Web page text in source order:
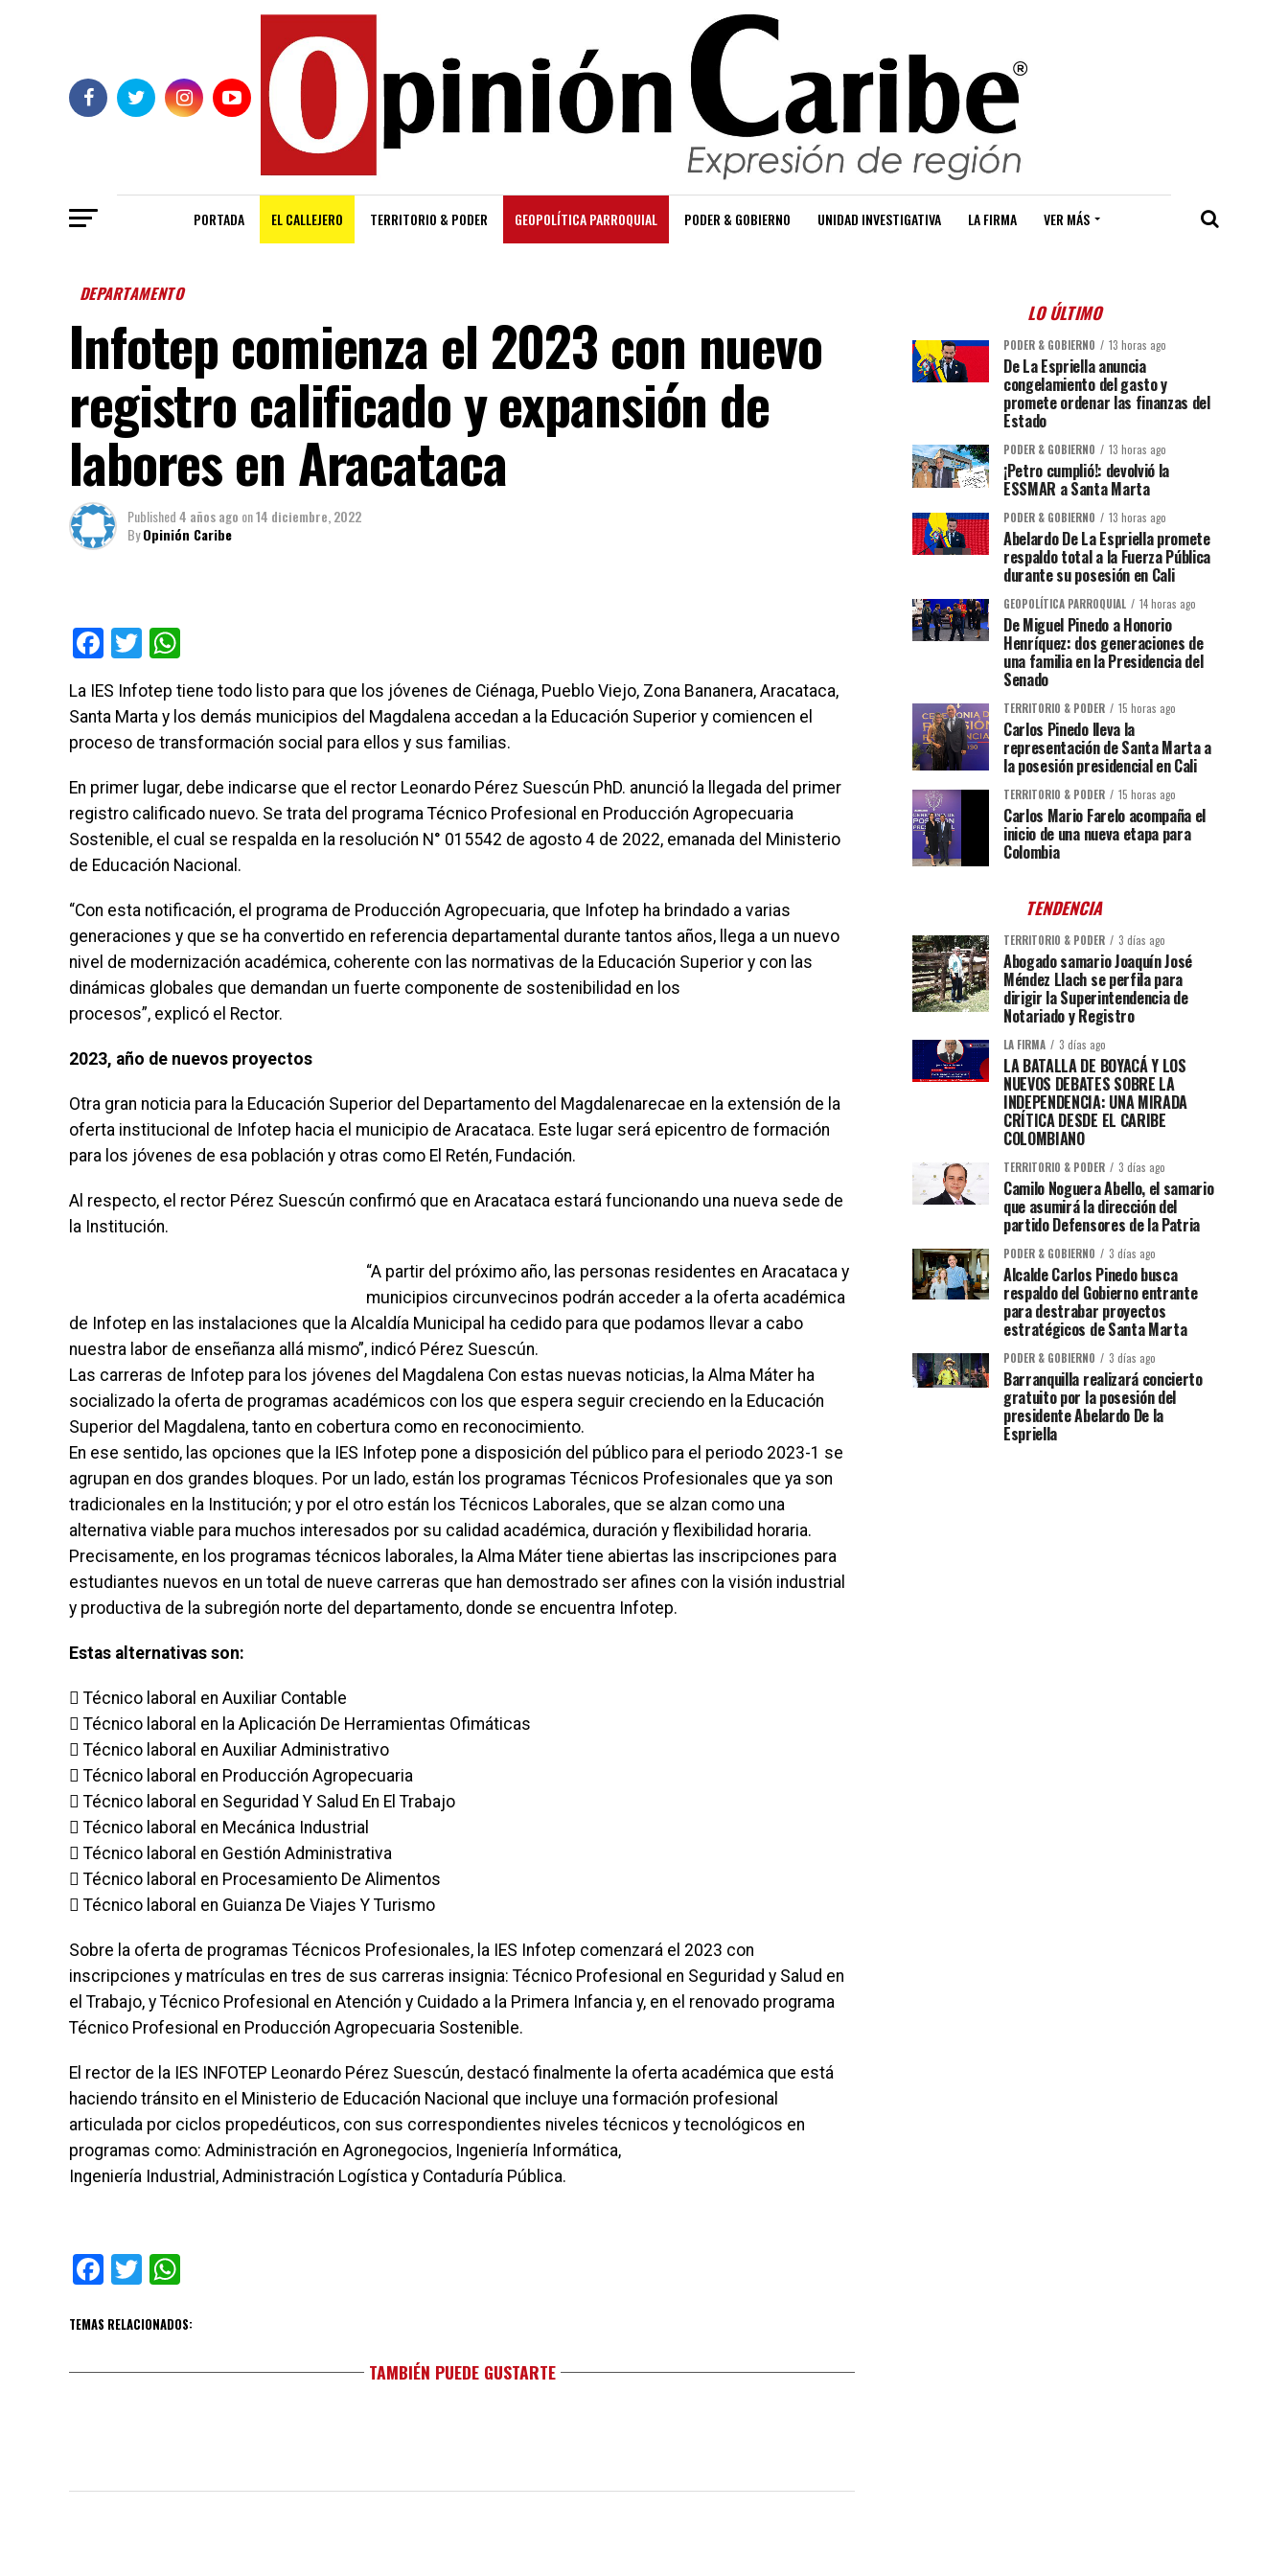
PORTADA EL CALLEJERO TERRITORIO & PODER GEOPOLÍTICA PARROQUIAL PODER & GOBIERNO UNIDAD INVESTIGATIVA LA FIRMA VER MÁS
DEPARTAMENTO
Infotep comienza el 2023 con nuevo
registro calificado y expansión de
labores en Aracataca
Published4 años ago on14 diciembre, 2022
ByOpinión Caribe
Facebook
Twitter
La IES Infotep tiene todo listo para que los jóvenes de Ciénaga, Pueblo Viejo, Zona Bananera, Aracataca,
Santa Marta y los demás municipios del Magdalena accedan a la Educación Superior y comiencen el
proceso de transformación social para ellos y sus familias.
En primer lugar, debe indicarse que el rector Leonardo Pérez Suescún PhD. anunció la llegada del primer
registro calificado nuevo. Se trata del programa Técnico Profesional en Producción Agropecuaria
Sostenible, el cual se respalda en la resolución N° 015542 de agosto 4 de 2022, emanada del Ministerio
de Educación Nacional.
“Con esta notificación, el programa de Producción Agropecuaria, que Infotep ha brindado a varias
generaciones y que se ha convertido en referencia departamental durante tantos años, llega a un nuevo
nivel de modernización académica, coherente con las normativas de la Educación Superior y con las
dinámicas globales que demandan un fuerte componente de sostenibilidad en los
procesos”, explicó el Rector.
2023, año de nuevos proyectos
Otra gran noticia para la Educación Superior del Departamento del Magdalenarecae en la extensión de la
oferta institucional de Infotep hacia el municipio de Aracataca. Este lugar será epicentro de formación
para los jóvenes de esa población y otras como El Retén, Fundación.
Al respecto, el rector Pérez Suescún confirmó que en Aracataca estará funcionando una nueva sede de
la Institución.
“A partir del próximo año, las personas residentes en Aracataca y
municipios circunvecinos podrán acceder a la oferta académica
de Infotep en las instalaciones que la Alcaldía Municipal ha cedido para que podamos llevar a cabo
nuestra labor de enseñanza allá mismo”, indicó Pérez Suescún.
Las carreras de Infotep para los jóvenes del Magdalena Con estas nuevas noticias, la Alma Máter ha
socializado la oferta de programas académicos con los que espera seguir creciendo en la Educación
Superior del Magdalena, tanto en cobertura como en reconocimiento.
En ese sentido, las opciones que la IES Infotep pone a disposición del público para el periodo 2023-1 se
agrupan en dos grandes bloques. Por un lado, están los programas Técnicos Profesionales que ya son
tradicionales en la Institución; y por el otro están los Técnicos Laborales, que se alzan como una
alternativa viable para muchos interesados por su calidad académica, duración y flexibilidad horaria.
Precisamente, en los programas técnicos laborales, la Alma Máter tiene abiertas las inscripciones para
estudiantes nuevos en un total de nueve carreras que han demostrado ser afines con la visión industrial
y productiva de la subregión norte del departamento, donde se encuentra Infotep.
Estas alternativas son:
 Técnico laboral en Auxiliar Contable
 Técnico laboral en la Aplicación De Herramientas Ofimáticas
 Técnico laboral en Auxiliar Administrativo
 Técnico laboral en Producción Agropecuaria
 Técnico laboral en Seguridad Y Salud En El Trabajo
 Técnico laboral en Mecánica Industrial
 Técnico laboral en Gestión Administrativa
 Técnico laboral en Procesamiento De Alimentos
 Técnico laboral en Guianza De Viajes Y Turismo
Sobre la oferta de programas Técnicos Profesionales, la IES Infotep comenzará el 2023 con
inscripciones y matrículas en tres de sus carreras insignia: Técnico Profesional en Seguridad y Salud en
el Trabajo, y Técnico Profesional en Atención y Cuidado a la Primera Infancia y, en el renovado programa
Técnico Profesional en Producción Agropecuaria Sostenible.
El rector de la IES INFOTEP Leonardo Pérez Suescún, destacó finalmente la oferta académica que está
haciendo tránsito en el Ministerio de Educación Nacional que incluye una formación profesional
articulada por ciclos propedéuticos, con sus correspondientes niveles técnicos y tecnológicos en
programas como: Administración en Agronegocios, Ingeniería Informática,
Ingeniería Industrial, Administración Logística y Contaduría Pública.
Facebook
Twitter
TEMAS RELACIONADOS:
TAMBIÉN PUEDE GUSTARTE
LO ÚLTIMO
PODER & GOBIERNO 13 horas ago
De La Espriella anuncia
congelamiento del gasto y
promete ordenar las finanzas del
Estado
PODER & GOBIERNO 13 horas ago
¡Petro cumplió!: devolvió la
ESSMAR a Santa Marta
PODER & GOBIERNO 13 horas ago
Abelardo De La Espriella promete
respaldo total a la Fuerza Pública
durante su posesión en Cali
GEOPOLÍTICA PARROQUIAL 14 horas ago
De Miguel Pinedo a Honorio
Henríquez: dos generaciones de
una familia en la Presidencia del
Senado
TERRITORIO & PODER 15 horas ago
Carlos Pinedo lleva la
representación de Santa Marta a
la posesión presidencial en Cali
TERRITORIO & PODER 15 horas ago
Carlos Mario Farelo acompaña el
inicio de una nueva etapa para
Colombia
TENDENCIA
TERRITORIO & PODER 3 días ago
Abogado samario Joaquín José
Méndez Llach se perfila para
dirigir la Superintendencia de
Notariado y Registro
LA FIRMA 3 días ago
LA BATALLA DE BOYACÁ Y LOS
NUEVOS DEBATES SOBRE LA
INDEPENDENCIA: UNA MIRADA
CRÍTICA DESDE EL CARIBE
COLOMBIANO
TERRITORIO & PODER 3 días ago
Camilo Noguera Abello, el samario
que asumirá la dirección del
partido Defensores de la Patria
PODER & GOBIERNO 3 días ago
Alcalde Carlos Pinedo busca
respaldo del Gobierno entrante
para destrabar proyectos
estratégicos de Santa Marta
PODER & GOBIERNO 3 días ago
Barranquilla realizará concierto
gratuito por la posesión del
presidente Abelardo De la
Espriella